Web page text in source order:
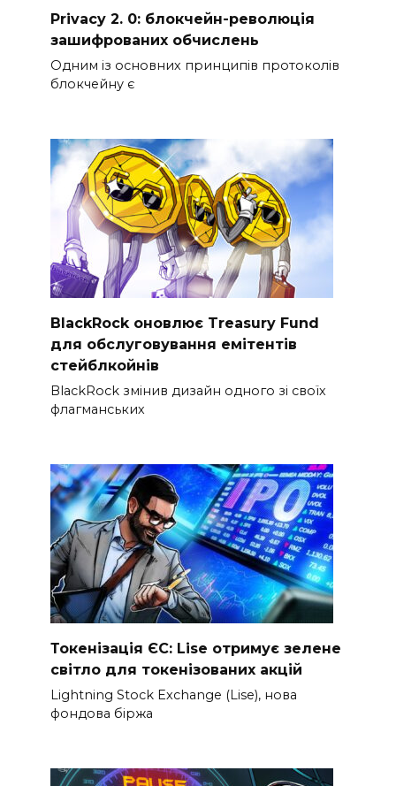
Privacy 2. 0: блокчейн-революція
зашифрованих обчислень
Одним із основних принципів протоколів
блокчейну є
BlackRock оновлює Treasury Fund
для обслуговування емітентів
стейблкойнів
BlackRock змінив дизайн одного зі своїх
флагманських
Токенізація ЄС: Lise отримує зелене
світло для токенізованих акцій
Lightning Stock Exchange (Lise), нова
фондова біржа